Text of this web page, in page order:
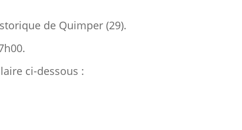
de Quimper (29).
ci-dessous :